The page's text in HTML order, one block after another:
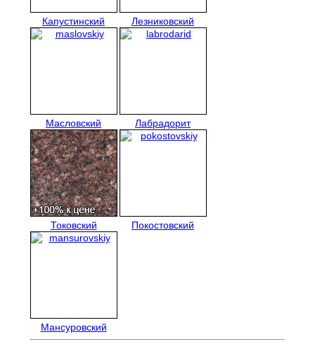
Капустинский Лезниковский
Масловский Лабрадорит
Токовский Покостовский
Мансуровский